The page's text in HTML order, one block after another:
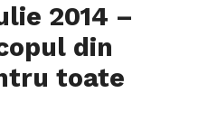
2014 –
din
toate